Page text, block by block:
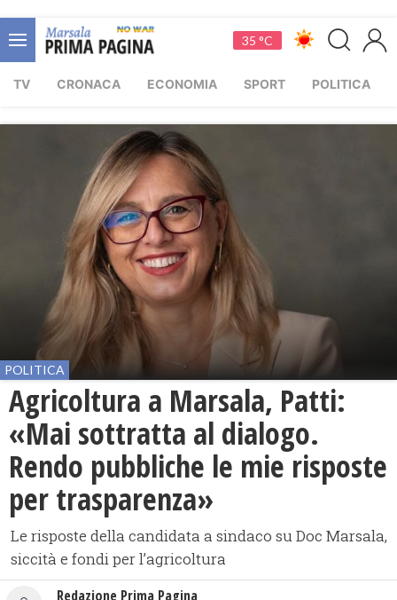
35 °C
TV CRONACA ECONOMIA SPORT POLITICA
POLITICA
Agricoltura a Marsala, Patti:
«Mai sottratta al dialogo.
Rendo pubbliche le mie risposte
per trasparenza»
Le risposte della candidata a sindaco su Doc Marsala,
siccità e fondi per l’agricoltura
Redazione Prima Pagina